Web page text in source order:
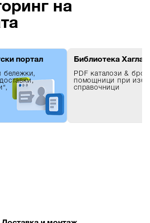
на
портал
бележки,
Библиотека
PDF каталози &
помощници при
справочници